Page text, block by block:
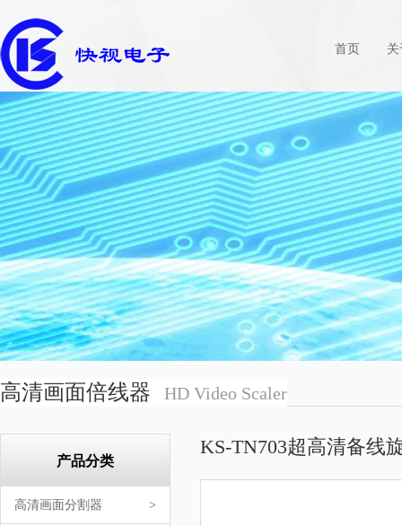
首页
高清画面倍线器 HD Video Scaler
产品分类
>
高清画面分割器
KS-TN703超高清备线